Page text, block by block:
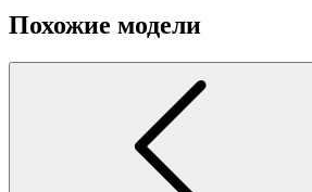
Похожие модели